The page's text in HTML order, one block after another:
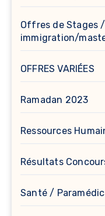
Offres de Stages
immigration/
OFFRES VARIÉES
Ramadan 2023
Ressources
Résultats
Santé /